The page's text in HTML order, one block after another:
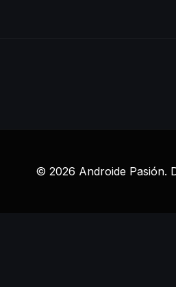
© 2026 Androide Pasión.